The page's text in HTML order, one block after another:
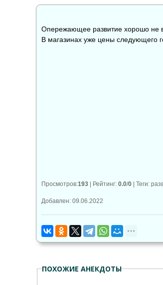
Опережающее развитие хорошо не
В магазинах уже цены следующего
Просмотров:193 | Рейтинг: 0.0/0 | Теги:
Добавлен: 09.06.2022
ПОХОЖИЕ АНЕКДОТЫ